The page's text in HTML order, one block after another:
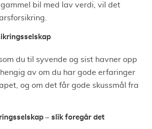
bil med lav verdi, vil det
du til syvende og sist havner opp
av om du har gode erfaringer
og om det får gode skussmål fra
– slik foregår det